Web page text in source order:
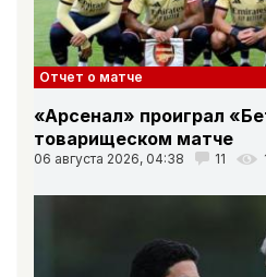
Отчет о матче
«Арсенал» проиграл
товарищеском матче
06 августа 2026, 04:38 11